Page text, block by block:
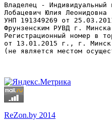
Владелец - Индивидуальный
Лобацевич Юлия Леонидовна
УНП 191349269 от
Фрунзенским РУВД г. Минска
Регистрационный номер в
от 13.01.2015 г., г.
(не является местом
ReZon.by 2014